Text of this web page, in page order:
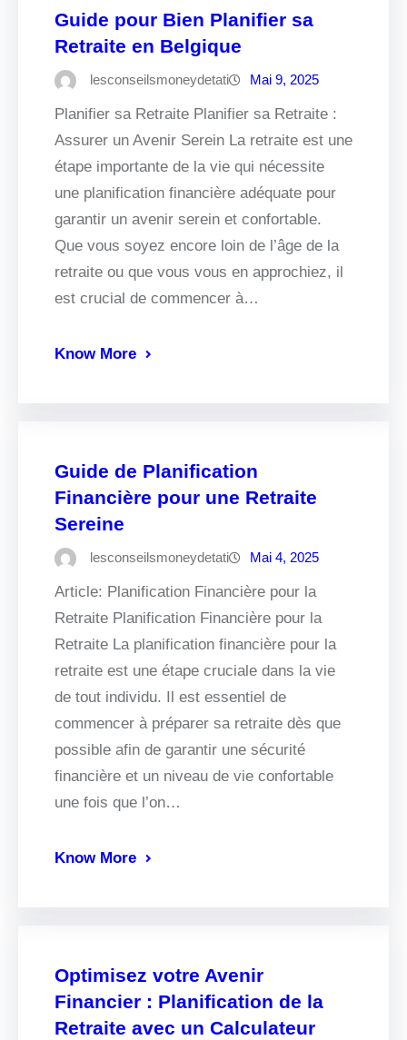
Guide pour Bien Planifier sa
Retraite en Belgique
lesconseilsmoneydetati Mai 9, 2025
Planifier sa Retraite Planifier sa Retraite :
Assurer un Avenir Serein La retraite est une
étape importante de la vie qui nécessite
une planification financière adéquate pour
garantir un avenir serein et confortable.
Que vous soyez encore loin de l’âge de la
retraite ou que vous vous en approchiez, il
est crucial de commencer à…
Know More
Guide de Planification
Financière pour une Retraite
Sereine
lesconseilsmoneydetati Mai 4, 2025
Article: Planification Financière pour la
Retraite Planification Financière pour la
Retraite La planification financière pour la
retraite est une étape cruciale dans la vie
de tout individu. Il est essentiel de
commencer à préparer sa retraite dès que
possible afin de garantir une sécurité
financière et un niveau de vie confortable
une fois que l’on…
Know More
Optimisez votre Avenir
Financier : Planification de la
Retraite avec un Calculateur